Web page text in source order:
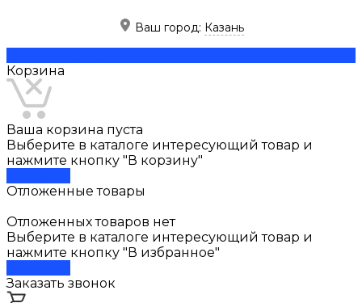
Ваш город: Казань
Корзина
Ваша корзина пуста
Выберите в каталоге интересующий товар и
нажмите кнопку "В корзину"
Отложенные товары
Отложенных товаров нет
Выберите в каталоге интересующий товар и
нажмите кнопку "В избранное"
Заказать звонок